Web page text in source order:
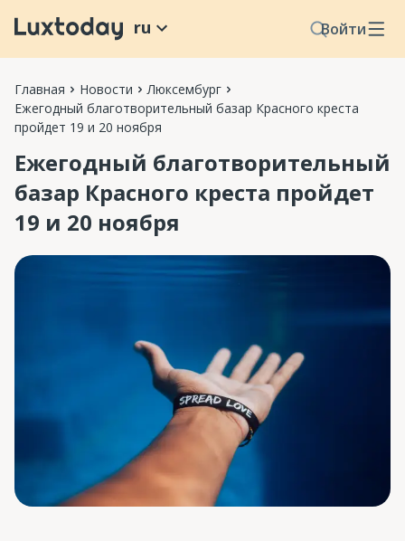
Войти
ru
Главная Новости
Люксембург
Ежегодный благотворительный базар Красного креста
пройдет 19 и 20 ноября
Ежегодный благотворительный
базар Красного креста пройдет
19 и 20 ноября